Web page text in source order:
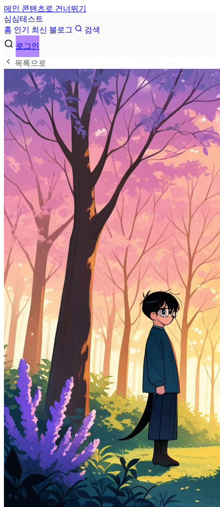
메인 콘텐츠로 건너뛰기
심심테 스 트
홈 인기 최신 블로그
검색
로그인
목록으로